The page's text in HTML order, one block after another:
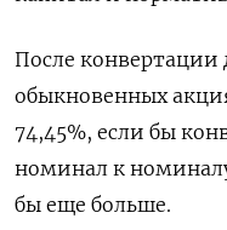
После конвертации
обыкновенных
74,45%, если бы
номинал к
бы еще больше.